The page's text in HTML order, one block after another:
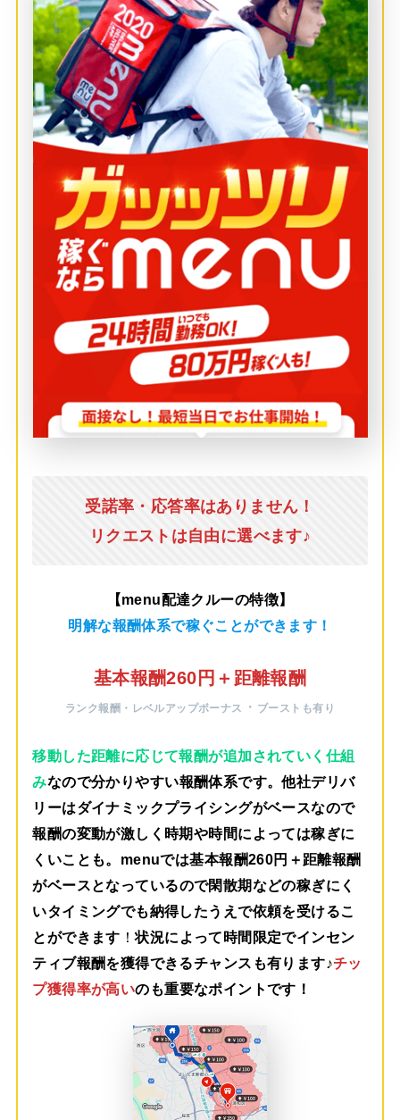
受諾率・応答率はありません！
リクエストは自由に選べます♪
【menu配達クルーの特徴】
明解な報酬体系で稼ぐことができます！
基本報酬260円＋距離報酬
ランク報酬・レベルアップボーナス ・ ブーストも有り
移動した距離に応じて報酬が追加されていく仕組
みなので分かりやすい報酬体系です。他社デリバ
リーはダイナミックプライシングがベースなので
報酬の変動が激しく時期や時間によっては稼ぎに
くいことも。menuでは基本報酬260円＋距離報酬
がベースとなっているので閑散期などの稼ぎにく
いタイミングでも納得したうえで依頼を受けるこ
とができます ！状況によって時間限定でインセン
ティブ報酬を獲得できるチャンスも有ります♪チッ
プ獲得率が高いのも重要なポイントです！